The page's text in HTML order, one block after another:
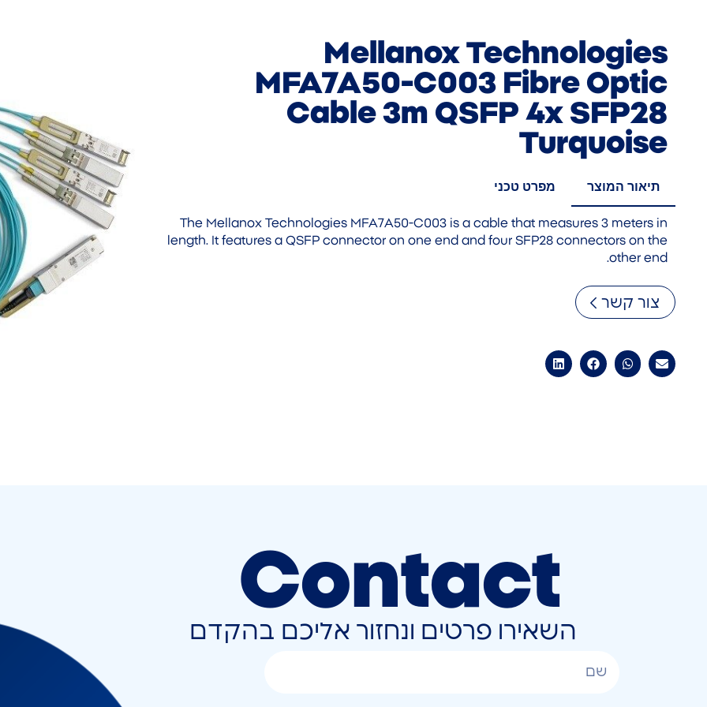
Mellanox Technologies
MFA7A50-C003 Fibre Optic
Cable 3m QSFP 4x SFP28
Turquoise
תיאור המוצר מפרט טכני
The Mellanox Technologies MFA7A50-C003 is a cable that measures 3 meters in
length. It features a QSFP connector on one end and four SFP28 connectors on the
other end.
צור קשר
Contact
השאירו פרטים ונחזור אליכם בהקדם